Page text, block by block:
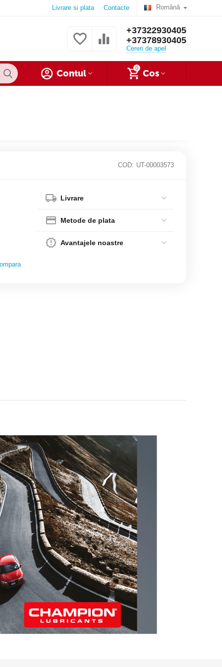
Română
Livrare si plata Contacte
+37322930405
+37378930405
Cereri de apel
0
Cos
Contul
COD: UT-00003573
Livrare
Metode de plata
Avantajele noastre